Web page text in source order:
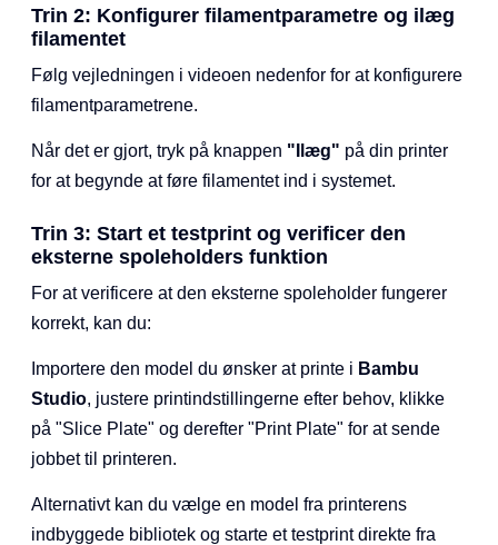
Trin 2: Konfigurer filamentparametre og ilæg
filamentet
Følg vejledningen i videoen nedenfor for at konfigurere
filamentparametrene.
Når det er gjort, tryk på knappen "Ilæg" på din printer
for at begynde at føre filamentet ind i systemet.
Trin 3: Start et testprint og verificer den
eksterne spoleholders funktion
For at verificere at den eksterne spoleholder fungerer
korrekt, kan du:
Importere den model du ønsker at printe i Bambu
Studio, justere printindstillingerne efter behov, klikke
på "Slice Plate" og derefter "Print Plate" for at sende
jobbet til printeren.
Alternativt kan du vælge en model fra printerens
indbyggede bibliotek og starte et testprint direkte fra